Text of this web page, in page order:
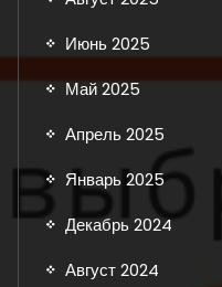
Июнь 2025
Май 2025
Апрель 2025
Январь 2025
Декабрь 2024
Август 2024